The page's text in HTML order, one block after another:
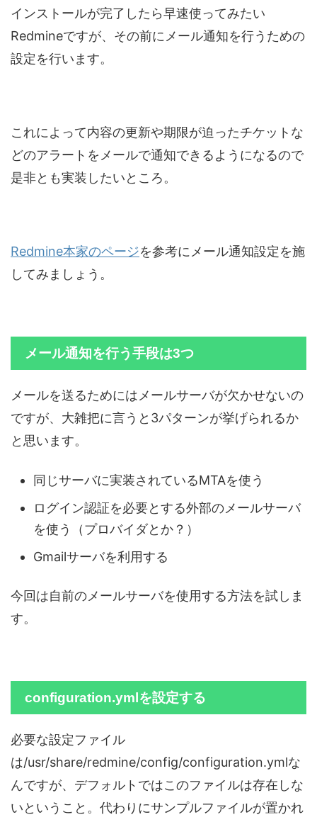
インストールが完了したら早速使ってみたい
Redmineですが、その前にメール通知を行うための
設定を行います。
これによって内容の更新や期限が迫ったチケットな
どのアラートをメールで通知できるようになるので
是非とも実装したいところ。
Redmine本家のページを参考にメール通知設定を施
してみましょう。
メール通知を行う手段は3つ
メールを送るためにはメールサーバが欠かせないの
ですが、大雑把に言うと3パターンが挙げられるか
と思います。
同じサーバに実装されているMTAを使う
ログイン認証を必要とする外部のメールサーバ
を使う（プロバイダとか？）
Gmailサーバを利用する
今回は自前のメールサーバを使用する方法を試しま
す。
configuration.ymlを設定する
必要な設定ファイル
は/usr/share/redmine/config/configuration.ymlな
んですが、デフォルトではこのファイルは存在しな
いということ。代わりにサンプルファイルが置かれ